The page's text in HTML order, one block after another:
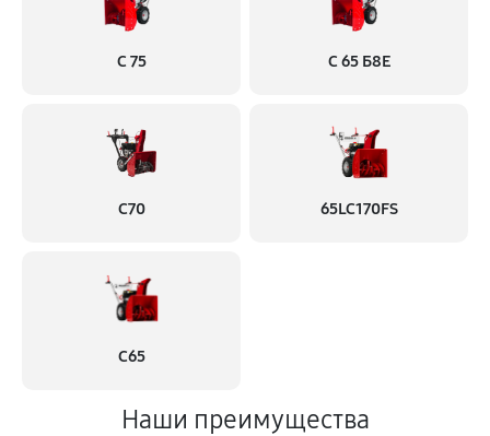
С 75 С 65 Б8Е
С70 65LC170FS
С65
Наши преимущества